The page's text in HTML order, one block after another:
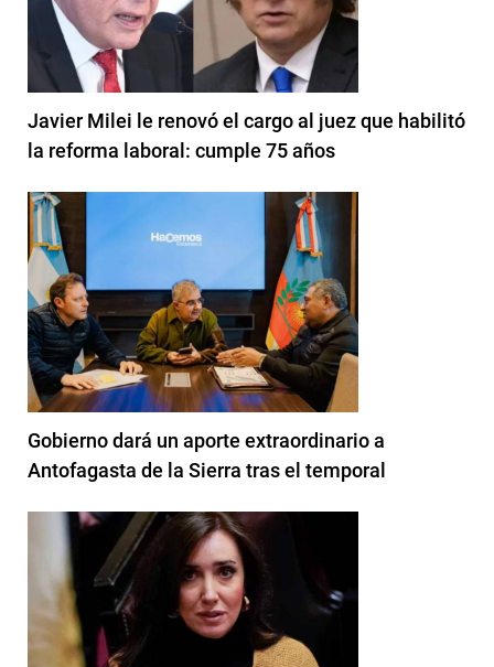
Javier Milei le renovó el cargo al juez que habilitó
la reforma laboral: cumple 75 años
Gobierno dará un aporte extraordinario a
Antofagasta de la Sierra tras el temporal